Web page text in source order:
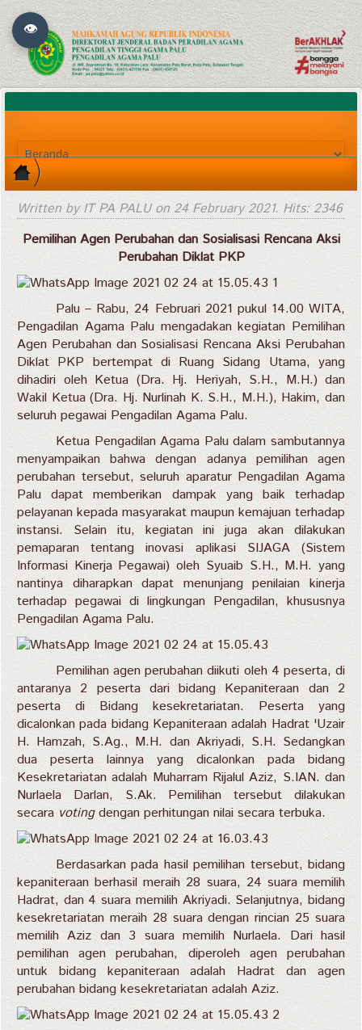
Written by IT PA PALU on 24 February 2021. Hits: 2346
Pemilihan Agen Perubahan dan Sosialisasi Rencana Aksi
Perubahan Diklat PKP
Palu – Rabu, 24 Februari 2021 pukul 14.00 WITA,
Pengadilan Agama Palu mengadakan kegiatan Pemilihan
Agen Perubahan dan Sosialisasi Rencana Aksi Perubahan
Diklat PKP bertempat di Ruang Sidang Utama, yang
dihadiri oleh Ketua (Dra. Hj. Heriyah, S.H., M.H.) dan
Wakil Ketua (Dra. Hj. Nurlinah K. S.H., M.H.), Hakim, dan
seluruh pegawai Pengadilan Agama Palu.
Ketua Pengadilan Agama Palu dalam sambutannya
menyampaikan bahwa dengan adanya pemilihan agen
perubahan tersebut, seluruh aparatur Pengadilan Agama
Palu dapat memberikan dampak yang baik terhadap
pelayanan kepada masyarakat maupun kemajuan terhadap
instansi. Selain itu, kegiatan ini juga akan dilakukan
pemaparan tentang inovasi aplikasi SIJAGA (Sistem
Informasi Kinerja Pegawai) oleh Syuaib S.H., M.H. yang
nantinya diharapkan dapat menunjang penilaian kinerja
terhadap pegawai di lingkungan Pengadilan, khususnya
Pengadilan Agama Palu.
Pemilihan agen perubahan diikuti oleh 4 peserta, di
antaranya 2 peserta dari bidang Kepaniteraan dan 2
peserta di Bidang kesekretariatan. Peserta yang
dicalonkan pada bidang Kepaniteraan adalah Hadrat 'Uzair
H. Hamzah, S.Ag., M.H. dan Akriyadi, S.H. Sedangkan
dua peserta lainnya yang dicalonkan pada bidang
Kesekretariatan adalah Muharram Rijalul Aziz, S.IAN. dan
Nurlaela Darlan, S.Ak. Pemilihan tersebut dilakukan
secara votingdengan perhitungan nilai secara terbuka.
Berdasarkan pada hasil pemilihan tersebut, bidang
kepaniteraan berhasil meraih 28 suara, 24 suara memilih
Hadrat, dan 4 suara memilih Akriyadi. Selanjutnya, bidang
kesekretariatan meraih 28 suara dengan rincian 25 suara
memilih Aziz dan 3 suara memilih Nurlaela. Dari hasil
pemilihan agen perubahan, diperoleh agen perubahan
untuk bidang kepaniteraan adalah Hadrat dan agen
perubahan bidang kesekretariatan adalah Aziz.
👁